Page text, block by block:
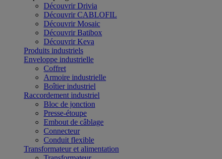
Découvrir Drivia
Découvrir CABLOFIL
Découvrir Mosaic
Découvrir Batibox
Découvrir Keva
Produits industriels
Enveloppe industrielle
Coffret
Armoire industrielle
Boîtier industriel
Raccordement industriel
Bloc de jonction
Presse-étoupe
Embout de câblage
Connecteur
Conduit flexible
Transformateur et alimentation